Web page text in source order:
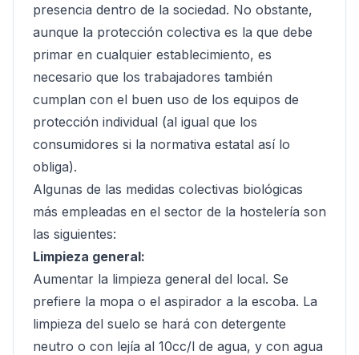
presencia dentro de la sociedad. No obstante,
aunque la protección colectiva es la que debe
primar en cualquier establecimiento, es
necesario que los trabajadores también
cumplan con el buen uso de los equipos de
protección individual (al igual que los
consumidores si la normativa estatal así lo
obliga).
Algunas de las medidas colectivas biológicas
más empleadas en el sector de la hostelería son
las siguientes:
Limpieza general:
Aumentar la limpieza general del local. Se
prefiere la mopa o el aspirador a la escoba. La
limpieza del suelo se hará con detergente
neutro o con lejía al 10cc/l de agua, y con agua